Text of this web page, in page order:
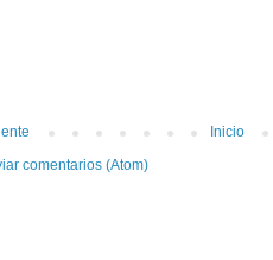
Inicio
comentarios (Atom)